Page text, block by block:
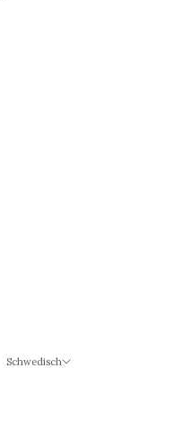
Schwedisch